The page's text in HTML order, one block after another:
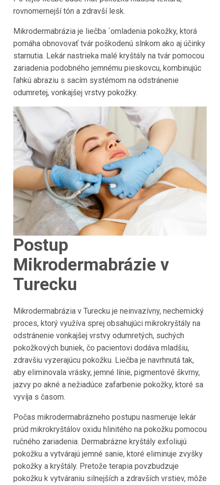
rovnomernejší tón a zdravší lesk.
Mikrodermabrázia je liečba ´omladenia pokožky, ktorá
pomáha obnovovať tvár poškodenú slnkom ako aj účinky
starnutia. Lekár nastrieka malé kryštály na tvár pomocou
zariadenia podobného jemnému pieskovcu, kombinujúc
ľahkú abraziu s sacím systémom na odstránenie
odumretej, vonkajšej vrstvy pokožky.
Postup
Mikrodermabrázie v
Turecku
Mikrodermabrázia v Turecku je neinvazívny, nechemický
proces, ktorý využíva sprej obsahujúci mikrokryštály na
odstránenie vonkajšej vrstvy odumretých, suchých
pokožkových buniek, čo pacientovi dodáva mladšiu,
zdravšiu vyzerajúcu pokožku. Liečba je navrhnutá tak,
aby eliminovala vrásky, jemné línie, pigmentové škvrny,
jazvy po akné a nežiadúce zafarbenie pokožky, ktoré sa
vyvíja s časom.
Počas mikrodermabrázneho postupu nasmeruje lekár
prúd mikrokryštálov oxidu hlinitého na pokožku pomocou
ručného zariadenia. Dermabrázne kryštály exfoliujú
pokožku a vytvárajú jemné sanie, ktoré eliminuje zvyšky
pokožky a kryštály. Pretože terapia povzbudzuje
pokožku k vytváraniu silnejších a zdravších vrstiev, môže